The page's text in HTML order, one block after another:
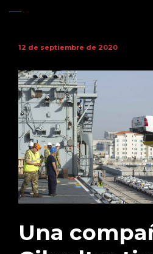
12 de septiembre de 2020
Una